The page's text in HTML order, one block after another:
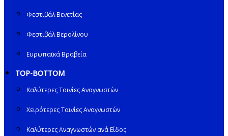
Φεστιβάλ Βενετίας
Φεστιβάλ Βερολίνου
Ευρωπαϊκά Βραβεία
TOP-BOTTOM
Καλύτερες Ταινίες Αναγνωστών
Χειρότερες Ταινίες Αναγνωστών
Καλύτερες Αναγνωστών ανά Είδος